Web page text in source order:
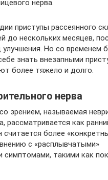
нерва.
приступы рассеянного
до нескольких месяцев,
улучшения. Но со временем
знать внезапными
более тяжело и долго.
нерва
зрением, называемая
рассматривается как
считается более
с «расплывчатыми»
симптомами, такими как